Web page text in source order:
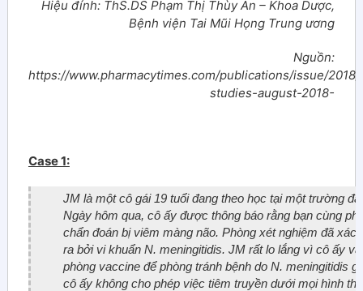
Hiệu đính: ThS.DS Phạm Thị Thùy An – Khoa Dược,
Bệnh viện Tai Mũi Họng Trung ương
Nguồn:
https://www.pharmacytimes.com/publications/issue/
studies-august-2018-
Case 1:
JM là một cô gái 19 tuổi đang theo học tại một trường
Ngày hôm qua, cô ấy được thông báo rằng bạn cùng
chẩn đoán bị viêm màng não. Phòng xét nghiệm đã xác
ra bởi vi khuẩn N. meningitidis. JM rất lo lắng vì cô ấy
phòng vaccine để phòng tránh bệnh do N. meningitidis
cô ấy không cho phép việc tiêm truyền dưới mọi hình